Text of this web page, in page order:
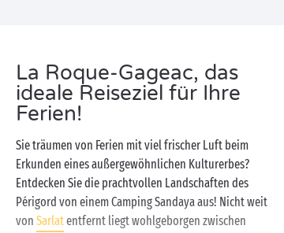
La Roque-Gageac, das
ideale Reiseziel für Ihre
Ferien!
Sie träumen von Ferien mit viel frischer Luft beim
Erkunden eines außergewöhnlichen Kulturerbes?
Entdecken Sie die prachtvollen Landschaften des
Périgord von einem Camping Sandaya aus! Nicht weit
von Sarlatentfernt liegt wohlgeborgen zwischen